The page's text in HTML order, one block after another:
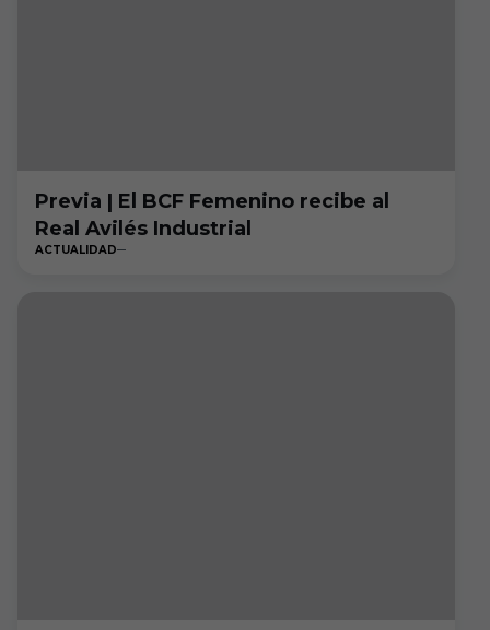
Previa | El BCF Femenino recibe al
Real Avilés Industrial
ACTUALIDAD